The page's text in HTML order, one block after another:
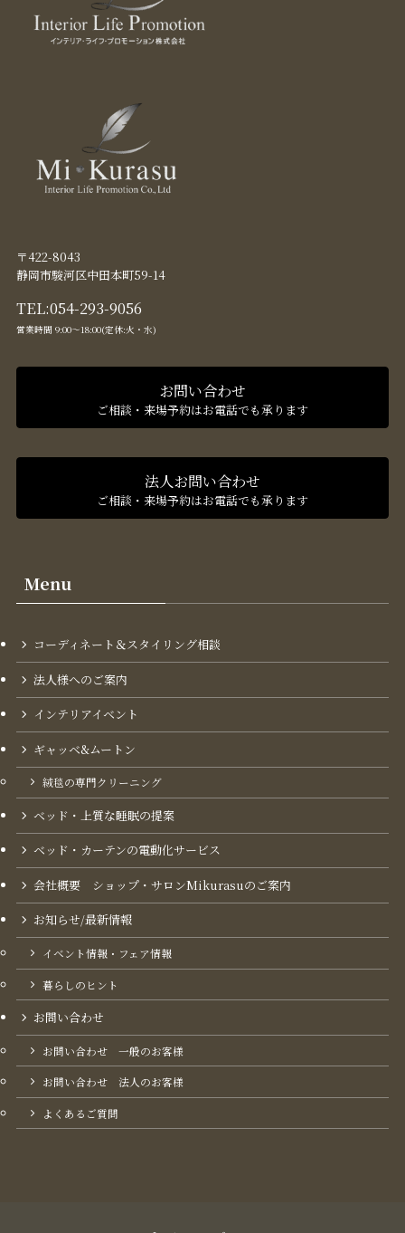
〒422-8043
静岡市駿河区中田本町59-14
TEL:054-293-9056
営業時間 9:00〜18:00(定休:火・水)
お問い合わせ
ご相談・来場予約はお電話でも承ります
法人お問い合わせ
ご相談・来場予約はお電話でも承ります
Menu
コーディネート＆スタイリング​相談
法人様へのご案内
インテリアイベント
ギャッベ&ムートン
絨毯の専門クリーニング
ベッド・上質な睡眠の提案
ベッド・カーテンの電動化サービス
会社概要 ショップ・サロンMikurasuのご案内​
お知らせ/最新情報
イベント情報・フェア情報
暮らしのヒント
お問い合わせ
お問い合わせ 一般のお客様
お問い合わせ 法人のお客様
よくあるご質問